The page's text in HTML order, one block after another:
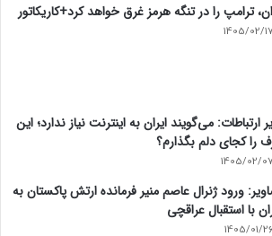
ترامپ را در تنگه هرمز غرق خواهد کرد+کاریکاتور
1405/02/
ارتباطات: می‌گویند ایران به اینترنت نیاز ندارد؛ این
را کجای دلم بگذارم؟
1405/02/
ورود ژنرال عاصم منیر فرمانده ارتش پاکستان به
با استقبال عراقچی
1405/01/26